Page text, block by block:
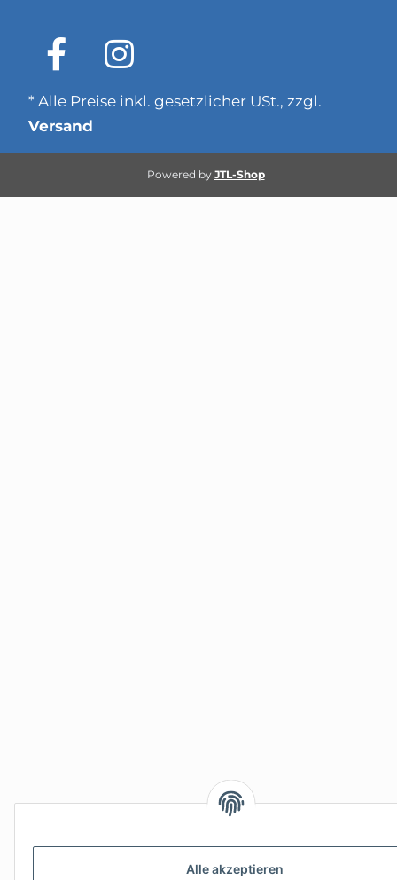
* Alle Preise inkl. gesetzlicher USt., zzgl.
Versand
Powered by JTL-Shop
Alle akzeptieren